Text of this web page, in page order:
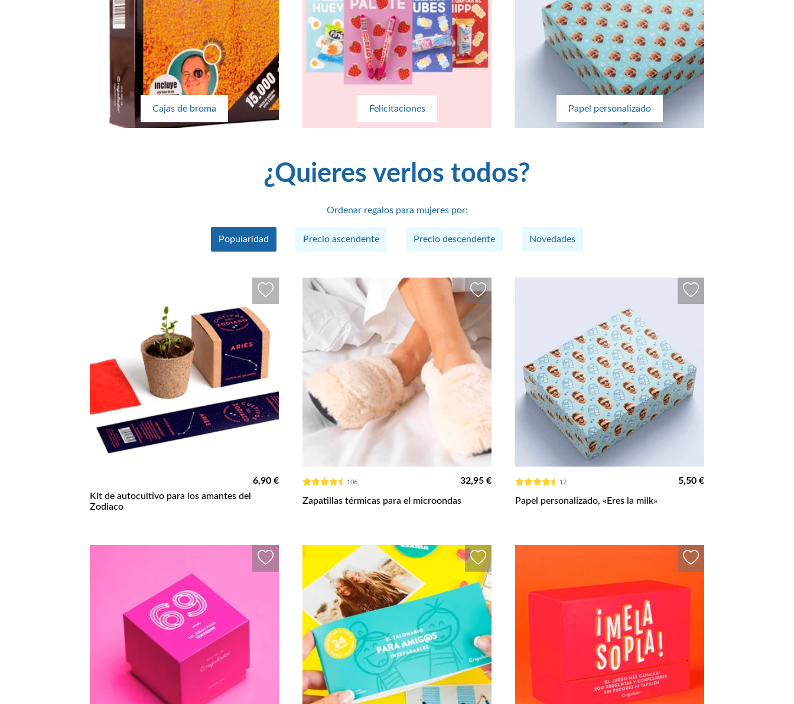
Cajas de broma Felicitaciones Papel personalizado
¿Quieres verlos todos?
Ordenar regalos para mujeres por:
Popularidad Precio ascendente Precio descendente Novedades
6,90 €
Kit de autocultivo para los amantes del
Zodiaco
106 32,95 €
Zapatillas térmicas para el microondas
12 5,50 €
Papel personalizado, «Eres la milk»